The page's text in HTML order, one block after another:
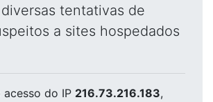
tentativas de
a sites hospedados
acesso do IP 216.73.216.183,